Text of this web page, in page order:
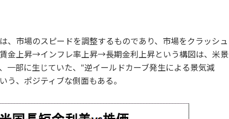
、市場のスピードを調整するものであり、市場をクラッシュ
金上昇→インフレ率上昇→長期金利上昇という構図は、米景
一部に生じていた、"逆イールドカーブ発生による景気減
、ポジティブな側面もある。